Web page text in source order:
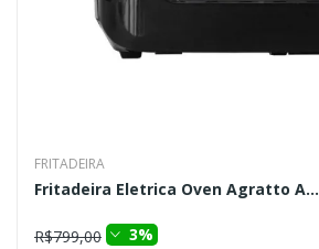
FRITADEIRA
Fritadeira Eletrica Oven Agratto A...
R$799,00 3%